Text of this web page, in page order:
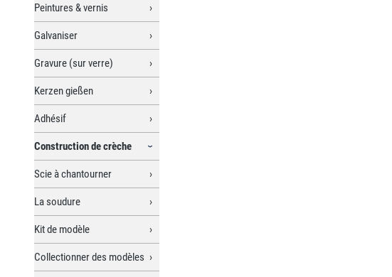
Peintures & vernis
Galvaniser
Gravure (sur verre)
Kerzen gießen
Adhésif
Construction de crèche
Scie à chantourner
La soudure
Kit de modèle
Collectionner des modèles